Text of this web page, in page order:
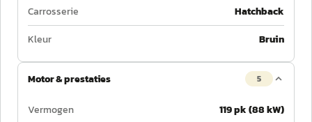
Carrosserie
Hatchback
Kleur
Bruin
Motor & prestaties 5
Vermogen
119 pk (88 kW)